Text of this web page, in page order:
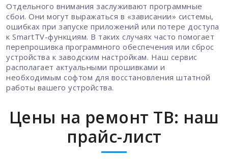
Отдельного внимания заслуживают программные
сбои. Они могут выражаться в «зависании» системы,
ошибках при запуске приложений или потере доступа
к SmartTV-функциям. В таких случаях часто помогает
перепрошивка программного обеспечения или сброс
устройства к заводским настройкам. Наш сервис
располагает актуальными прошивками и
необходимым софтом для восстановления штатной
работы вашего устройства.
Цены на ремонт ТВ: наш
прайс-лист